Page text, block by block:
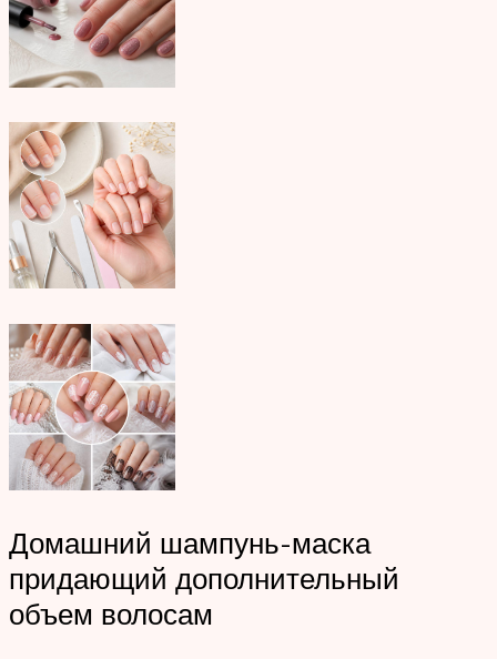
Домашний шампунь-маска
придающий дополнительный
объем волосам